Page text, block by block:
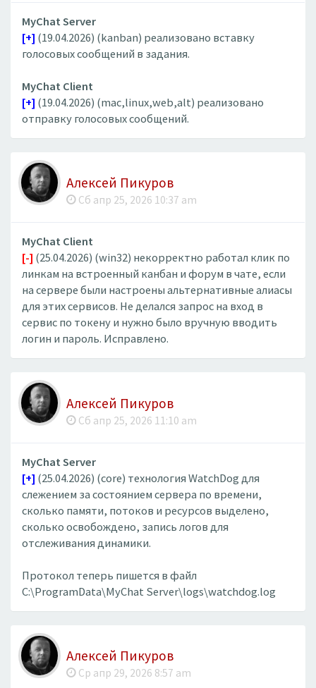
MyChat Server
[+] (19.04.2026) (kanban) реализовано вставку
голосовых сообщений в задания.
MyChat Client
[+] (19.04.2026) (mac,linux,web,alt) реализовано
отправку голосовых сообщений.
Алексей Пикуров
Сб апр 25, 2026 10:37 am
MyChat Client
[-] (25.04.2026) (win32) некорректно работал клик по
линкам на встроенный канбан и форум в чате, если
на сервере были настроены альтернативные алиасы
для этих сервисов. Не делался запрос на вход в
сервис по токену и нужно было вручную вводить
логин и пароль. Исправлено.
Алексей Пикуров
Сб апр 25, 2026 11:10 am
MyChat Server
[+] (25.04.2026) (core) технология WatchDog для
слежением за состоянием сервера по времени,
сколько памяти, потоков и ресурсов выделено,
сколько освобождено, запись логов для
отслеживания динамики.
Протокол теперь пишется в файл
C:\ProgramData\MyChat Server\logs\watchdog.log
Алексей Пикуров
Ср апр 29, 2026 8:57 am